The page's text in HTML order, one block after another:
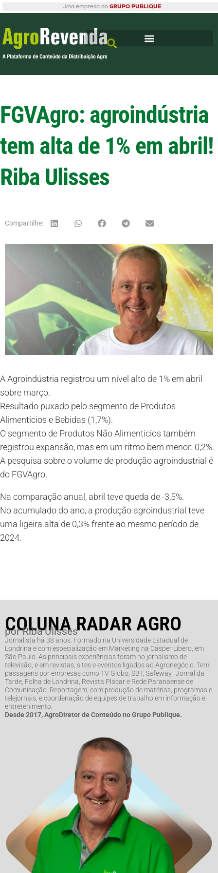
Uma empresa do GRUPO PUBLIQUE
FGVAgro: agroindústria
tem alta de 1% em abril!
Riba Ulisses
Compartilhe:
A Agroindústria registrou um nível alto de 1% em abril
sobre março.
Resultado puxado pelo segmento de Produtos
Alimentícios e Bebidas (1,7%).
O segmento de Produtos Não Alimentícios também
registrou expansão, mas em um ritmo bem menor: 0,2%.
A pesquisa sobre o volume de produção agroindustrial é
do FGVAgro.
Na comparação anual, abril teve queda de -3,5%.
No acumulado do ano, a produção agroindustrial teve
uma ligeira alta de 0,3% frente ao mesmo período de
2024.
COLUNA RADAR AGRO
por Riba Ulisses
Jornalista há 38 anos. Formado na Universidade Estadual de
Londrina e com especialização em Marketing na Cásper Líbero, em
São Paulo. As principais experiências foram no jornalismo de
televisão, e em revistas, sites e eventos ligados ao Agronegócio. Tem
passagens por empresas como TV Globo, SBT, Safeway, Jornal da
Tarde, Folha de Londrina, Revista Placar e Rede Paranaense de
Comunicação. Reportagem, com produção de matérias, programas e
telejornais, e coordenação de equipes de trabalho em informação e
entretenimento.
Desde 2017, AgroDiretor de Conteúdo no Grupo Publique.